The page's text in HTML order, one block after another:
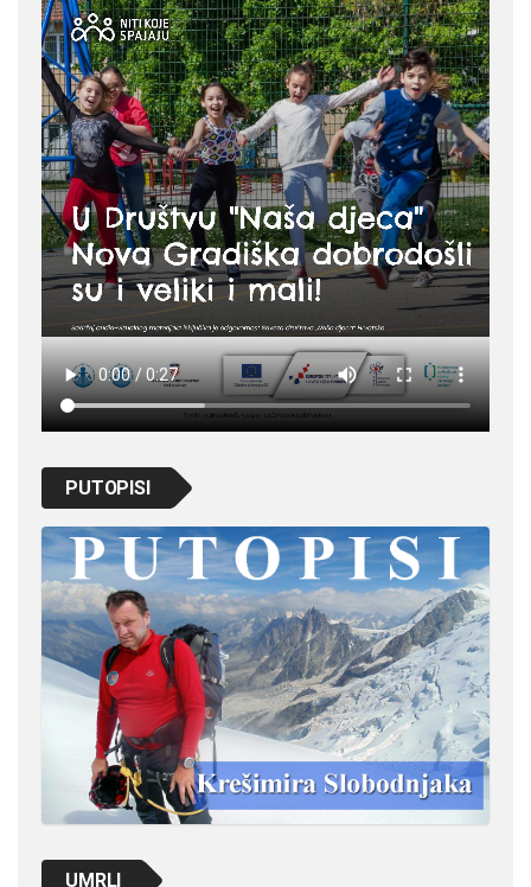
PUTOPISI
UMRLI